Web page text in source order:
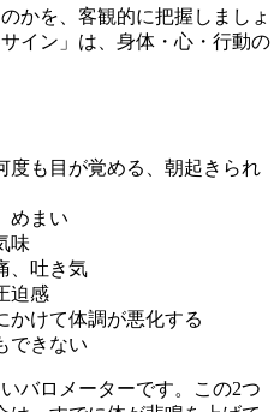
かを、客観的に把握しましょ
イン」は、身体・心・行動の
度も目が覚める、朝起きられ
めまい
味
、吐き気
迫感
かけて体調が悪化する
できない
バロメーターです。この2つ